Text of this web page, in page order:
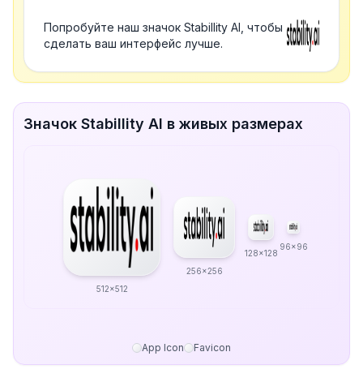
Попробуйте наш значок Stabillity AI, чтобы
сделать ваш интерфейс лучше.
Значок Stabillity AI в живых размерах
512x512
256x256
128x128
96x96
App Icon Favicon